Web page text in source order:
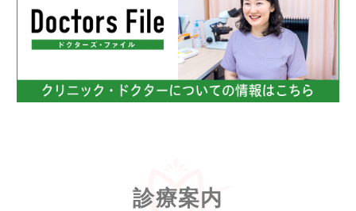
診療案内